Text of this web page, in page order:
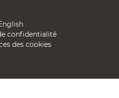
confidentialité
des cookies